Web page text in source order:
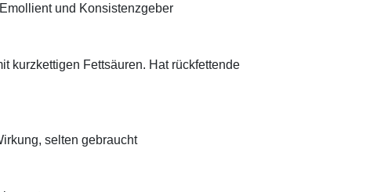
und Konsistenzgeber
kurzkettigen Fettsäuren. Hat rückfettende
selten gebraucht